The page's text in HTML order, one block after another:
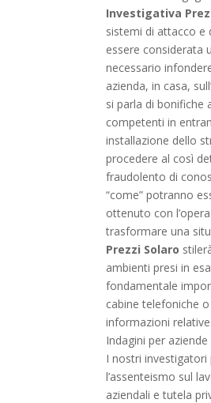
Investigativa
sistemi di attacco e
essere considerata
necessario
azienda, in casa,
si parla di bonifiche
competenti in
installazione dello
procedere al così
fraudolento di
“come” potranno
ottenuto con
trasformare una
Prezzi Solaro
ambienti presi in
fondamentale
cabine telefoniche
informazioni
Indagini per
I nostri investigatori
l’assenteismo sul
aziendali e tutela